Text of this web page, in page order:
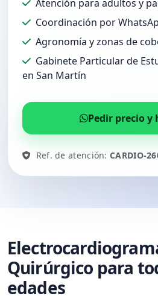
Atención para adultos y
Coordinación por
Agronomía y zonas de
Gabinete Particular de
en San Martín
Pedir precio y
Ref. de atención:CARDIO-
Quirúrgico para
edades